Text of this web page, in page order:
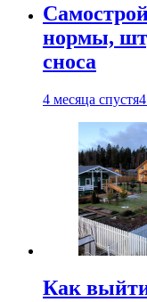
нормы,
сноса
4 месяца спустя
Как